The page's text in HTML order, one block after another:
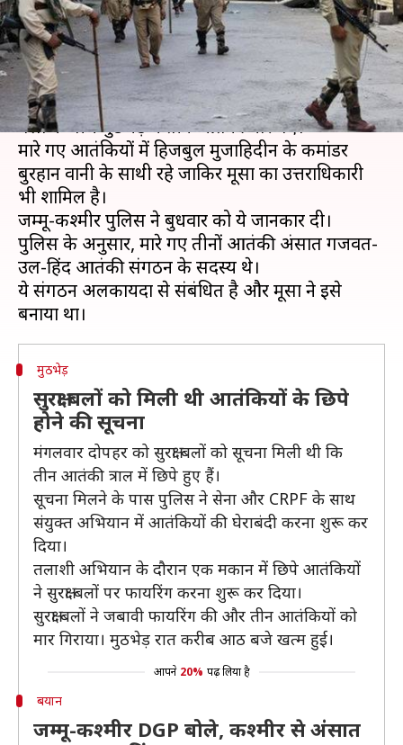
लेखन मुकुल तोमर Oct 23, 2019 01:57 pm
क्या है खबर?
मंगलवार को जम्मू-कश्मीर के त्राल में आतंकियों और सुरक्षा
बलों के बीच मुठभेड़ में तीन आतंकी मारे गए।
मारे गए आतंकियों में हिजबुल मुजाहिदीन के कमांडर
बुरहान वानी के साथी रहे जाकिर मूसा का उत्तराधिकारी
भी शामिल है।
जम्मू-कश्मीर पुलिस ने बुधवार को ये जानकार दी।
पुलिस के अनुसार, मारे गए तीनों आतंकी अंसात गजवत-
उल-हिंद आतंकी संगठन के सदस्य थे।
ये संगठन अलकायदा से संबंधित है और मूसा ने इसे
मुठभेड़
सुरक्षा बलों को मिली थी आतंकियों के छिपे
होने की सूचना
मंगलवार दोपहर को सुरक्षा बलों को सूचना मिली थी कि
तीन आतंकी त्राल में छिपे हुए हैं।
सूचना मिलने के पास पुलिस ने सेना और CRPF के साथ
संयुक्त अभियान में आतंकियों की घेराबंदी करना शुरू कर
दिया।
तलाशी अभियान के दौरान एक मकान में छिपे आतंकियों
ने सुरक्षा बलों पर फायरिंग करना शुरू कर दिया।
सुरक्षा बलों ने जबावी फायरिंग की और तीन आतंकियों को
मार गिराया। मुठभेड़ रात करीब आठ बजे खत्म हुई।
आपने 20% पढ़ लिया है
बयान
जम्मू-कश्मीर DGP बोले, कश्मीर से अंसात